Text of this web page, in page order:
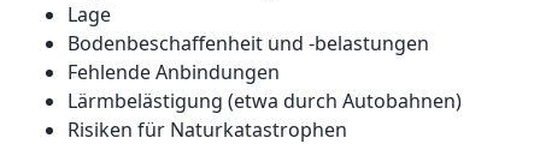
Lage
Bodenbeschaffenheit und -belastungen
Fehlende Anbindungen
Lärmbelästigung (etwa durch Autobahnen)
Risiken für Naturkatastrophen